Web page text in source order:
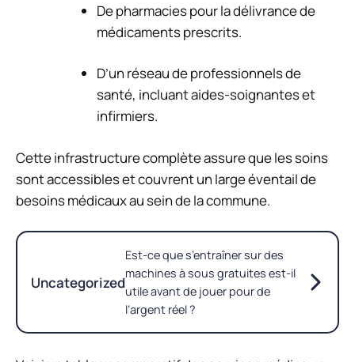
De pharmacies pour la délivrance de
médicaments prescrits.
D’un réseau de professionnels de
santé, incluant aides-soignantes et
infirmiers.
Cette infrastructure complète assure que les soins
sont accessibles et couvrent un large éventail de
besoins médicaux au sein de la commune.
Uncategorized
Est-ce que s’entraîner sur des
machines à sous gratuites est-il
utile avant de jouer pour de
l’argent réel ?